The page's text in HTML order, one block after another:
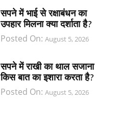
सपने में भाई से रक्षाबंधन का
उपहार मिलना क्या दर्शाता है?
Posted On:August 5, 2026
सपने में राखी का थाल सजाना
किस बात का इशारा करता है?
Posted On:August 5, 2026